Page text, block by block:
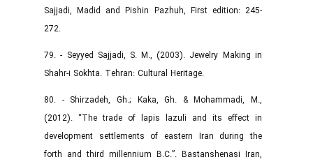
Sajjadi, Madid and Pishin Pazhuh, First edition: 245-
272.
79. - Seyyed Sajjadi, S. M., (2003). Jewelry Making in
Shahr-i Sokhta. Tehran: Cultural Heritage.
80. - Shirzadeh, Gh.; Kaka, Gh. & Mohammadi, M.,
(2012). “The trade of lapis lazuli and its effect in
development settlements of eastern Iran during the
forth and third millennium B.C.”. Bastanshenasi Iran,